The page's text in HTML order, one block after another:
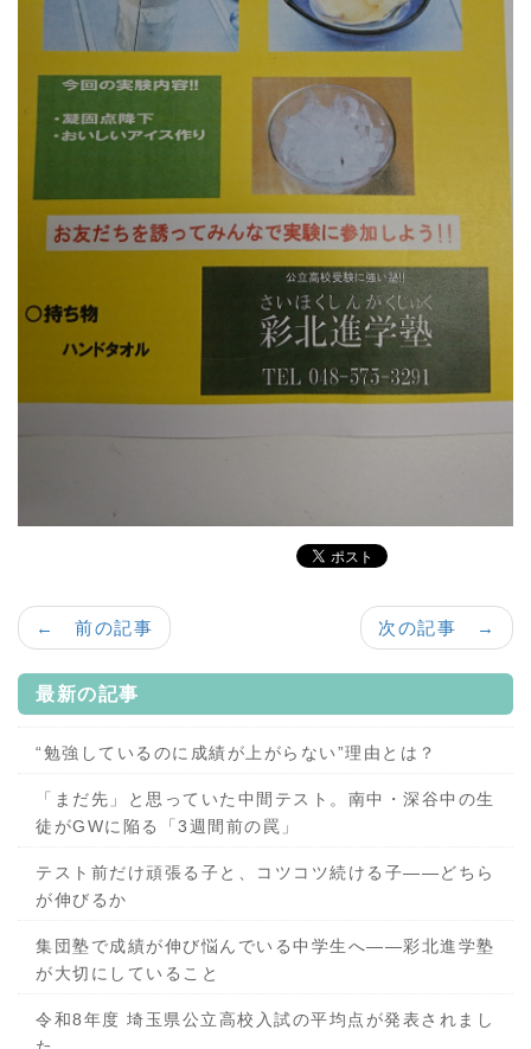
次の記事 →
← 前の記事
最新の記事
“勉強しているのに成績が上がらない”理由とは？
「まだ先」と思っていた中間テスト。南中・深谷中の生
徒がGWに陥る「3週間前の罠」
テスト前だけ頑張る子と、コツコツ続ける子——どちら
が伸びるか
集団塾で成績が伸び悩んでいる中学生へ——彩北進学塾
が大切にしていること
令和8年度 埼玉県公立高校入試の平均点が発表されまし